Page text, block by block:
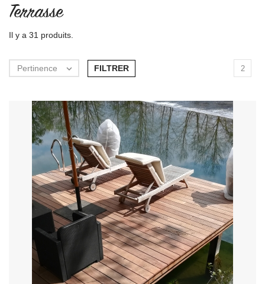
Terrasse
Il y a 31 produits.
Pertinence  FILTRER 2